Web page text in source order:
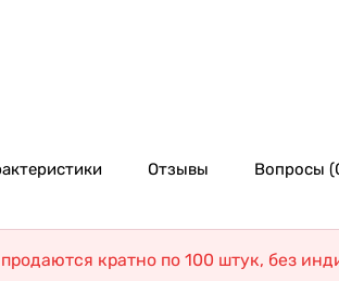
Отзывы Вопросы
кратно по 100 штук, без